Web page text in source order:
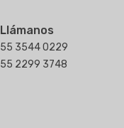
Llámanos
55 3544 0229
55 2299 3748